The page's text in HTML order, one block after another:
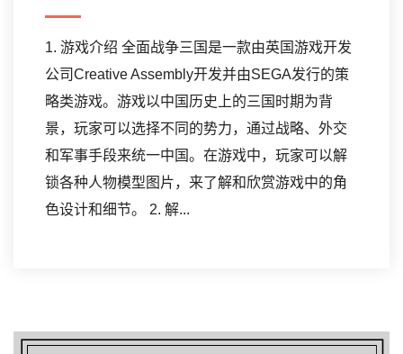
1. 游戏介绍 全面战争三国是一款由英国游戏开发
公司Creative Assembly开发并由SEGA发行的策
略类游戏。游戏以中国历史上的三国时期为背
景，玩家可以选择不同的势力，通过战略、外交
和军事手段来统一中国。在游戏中，玩家可以解
锁各种人物模型图片，来了解和欣赏游戏中的角
色设计和细节。 2. 解...